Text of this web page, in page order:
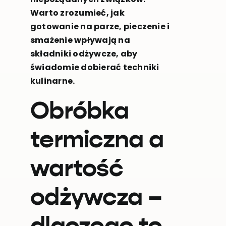
Warto zrozumieć, jak
gotowanie na parze, pieczenie i
smażenie wpływają na
składniki odżywcze, aby
świadomie dobierać techniki
kulinarne.
Obróbka
termiczna a
wartość
odżywcza –